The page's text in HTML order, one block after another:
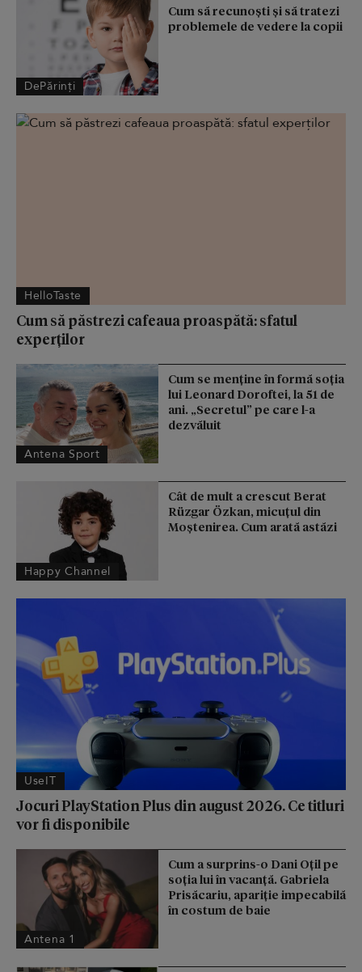
DePărinți
Cum să recunoști și să tratezi
problemele de vedere la copii
HelloTaste
Cum să păstrezi cafeaua proaspătă: sfatul
experților
Antena Sport
Cum se menţine în formă soţia
lui Leonard Doroftei, la 51 de
ani. „Secretul” pe care l-a
dezvăluit
Happy Channel
Cât de mult a crescut Berat
Rüzgar Özkan, micuțul din
Moștenirea. Cum arată astăzi
UseIT
Jocuri PlayStation Plus din august 2026. Ce titluri
vor fi disponibile
Antena 1
Cum a surprins-o Dani Oțil pe
soția lui în vacanță. Gabriela
Prisăcariu, apariție impecabilă
în costum de baie